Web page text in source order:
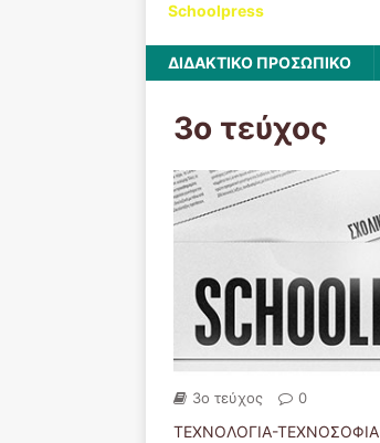
Schoolpress
ΔΙΔΑΚΤΙΚΟ ΠΡΟΣΩΠΙΚΟ
3ο τεύχος
3ο τεύχος 0
ΤΕΧΝΟΛΟΓΙΑ-ΤΕΧΝΟΣΟΦΙΑ